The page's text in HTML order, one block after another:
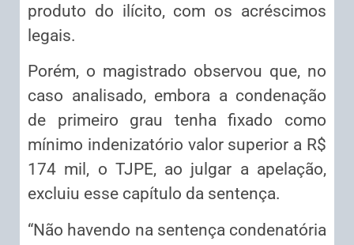
produto do ilícito, com os acréscimos
legais.
Porém, o magistrado observou que, no
caso analisado, embora a condenação
de primeiro grau tenha fixado como
mínimo indenizatório valor superior a R$
174 mil, o TJPE, ao julgar a apelação,
excluiu esse capítulo da sentença.
“Não havendo na sentença condenatória